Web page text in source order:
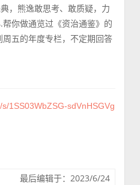
，熊逸敢思考、敢质疑，力
你做通览过《资治通鉴》的
五的年度专栏，不定期回答
1SS03WbZSG-sdVnHSGVg
最后编辑于：2023/6/24